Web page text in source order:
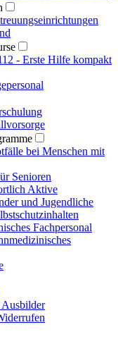
- Erste Hilfe kompakt
bei Menschen mit
Senioren
Aktive
und Jugendliche
Fachpersonal